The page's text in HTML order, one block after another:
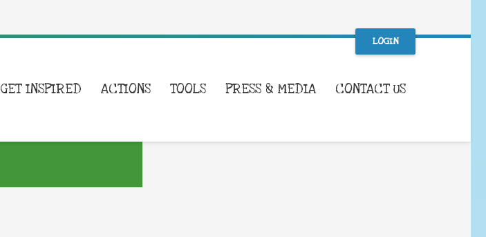
LOGIN
GET INSPIRED ACTIONS TOOLS PRESS & MEDIA CONTACT US